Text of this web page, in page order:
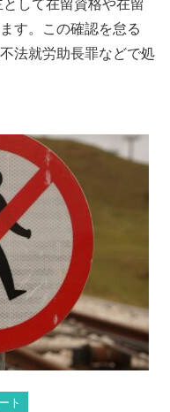
す。この確認を怠る
法就労助長罪などで処
ト